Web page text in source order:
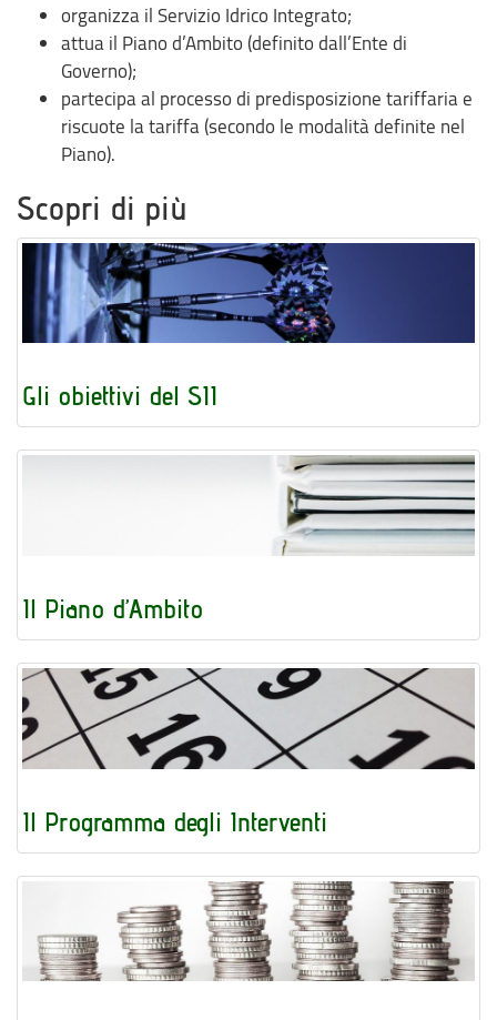
organizza il Servizio Idrico Integrato;
attua il Piano d’Ambito (definito dall’Ente di
Governo);
partecipa al processo di predisposizione tariffaria e
riscuote la tariffa (secondo le modalità definite nel
Piano).
Scopri di più
Gli obiettivi del SII
Il Piano d’Ambito
Il Programma degli Interventi